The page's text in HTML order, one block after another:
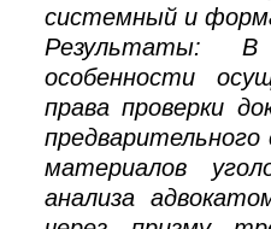
системный и
Результаты: В
особенности
права проверки
материалов
анализа